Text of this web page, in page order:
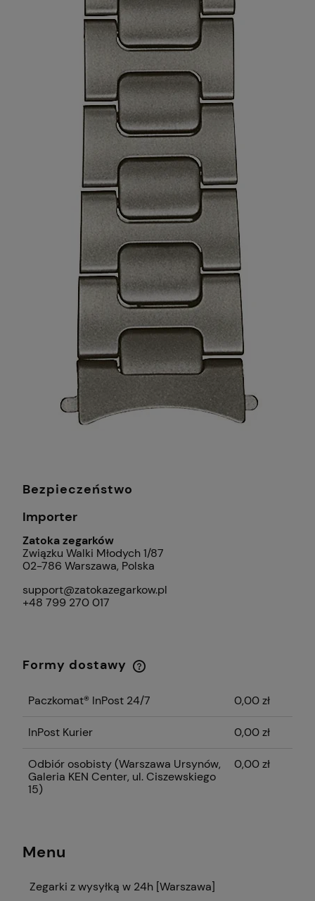
Bezpieczeństwo
Importer
Zatoka zegarków
Związku Walki Młodych 1/87
02-786 Warszawa, Polska
support@zatokazegarkow.pl
+48 799 270 017
Formy dostawy
Cena nie zawiera ewentualnych kosztów
Paczkomat® InPost 24/7 0,00 zł
InPost Kurier 0,00 zł
Odbiór osobisty(Warszawa Ursynów,
Galeria KEN Center, ul. Ciszewskiego
15)
0,00 zł
Menu
Zegarki z wysyłką w 24h [Warszawa]